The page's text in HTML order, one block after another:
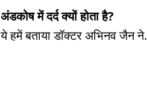
अंडकोष में दर्द क्यों होता है?
ये हमें बताया डॉक्टर अभिनव जैन ने.